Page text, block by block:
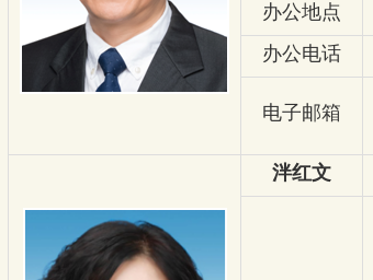
办公地点
办公电话
电子邮箱
泮红文